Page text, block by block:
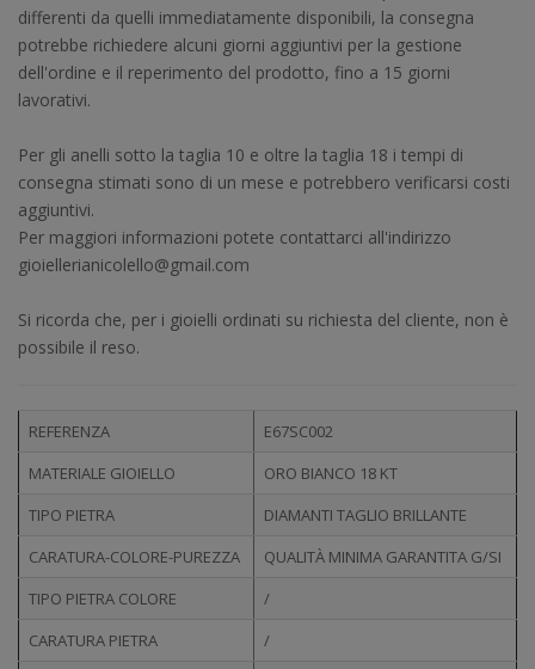
differenti da quelli immediatamente disponibili, la consegna
potrebbe richiedere alcuni giorni aggiuntivi per la gestione
dell'ordine e il reperimento del prodotto, fino a 15 giorni
lavorativi.
Per gli anelli sotto la taglia 10 e oltre la taglia 18 i tempi di
consegna stimati sono di un mese e potrebbero verificarsi costi
aggiuntivi.
Per maggiori informazioni potete contattarci all'indirizzo
gioiellerianicolello@gmail.com
Si ricorda che, per i gioielli ordinati su richiesta del cliente, non è
possibile il reso.
REFERENZA
E67SC002
MATERIALE GIOIELLO
ORO BIANCO 18 KT
TIPO PIETRA
DIAMANTI TAGLIO BRILLANTE
CARATURA-COLORE-PUREZZA
QUALITÀ MINIMA GARANTITA G/SI
TIPO PIETRA COLORE
/
CARATURA PIETRA
/